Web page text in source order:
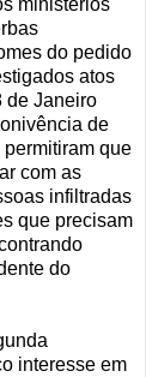
ministérios
do pedido
atos
de Janeiro
de
que
com as
infiltradas
que precisam
do
interesse em